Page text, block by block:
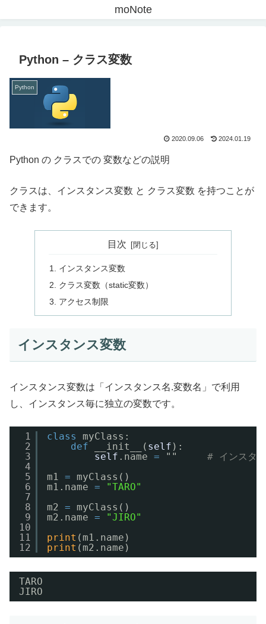
moNote
Python – クラス変数
Python
2020.09.06 2024.01.19
Python の クラスでの 変数などの説明
クラスは、インスタンス変数 と クラス変数 を持つことが
できます。
目次
インスタンス変数
クラス変数（static変数）
アクセス制限
インスタンス変数
インスタンス変数は「インスタンス名.変数名」で利用
し、インスタンス毎に独立の変数です。
1
2
3
4
5
6
7
8
9
10
11
12
class
myClass:
def
__init__( self ):
self .name = "" # インスタ
m1 =
myClass()
m1.name =
"TARO"
m2 =
myClass()
m2.name =
"JIRO"
print (m1.name)
print (m2.name)
TARO
JIRO